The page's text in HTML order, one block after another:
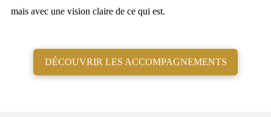
mais avec une vision claire de ce qui est.
DÉCOUVRIR LES ACCOMPAGNEMENTS